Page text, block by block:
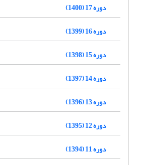
دوره 17 (1400)
دوره 16 (1399)
دوره 15 (1398)
دوره 14 (1397)
دوره 13 (1396)
دوره 12 (1395)
دوره 11 (1394)